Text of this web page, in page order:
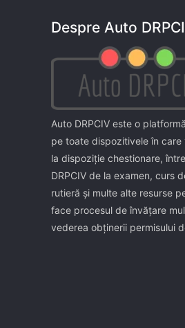
Despre Auto
Auto DRPCIV este o
pe toate dispozitivele în care
la dispoziţie chestionare,
DRPCIV de la examen, curs
rutieră şi multe alte resurse
face procesul de învăţare
vederea obţinerii permisului